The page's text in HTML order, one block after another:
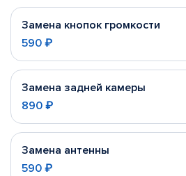
Замена кнопок громкости
590 ₽
Замена задней камеры
890 ₽
Замена антенны
590 ₽